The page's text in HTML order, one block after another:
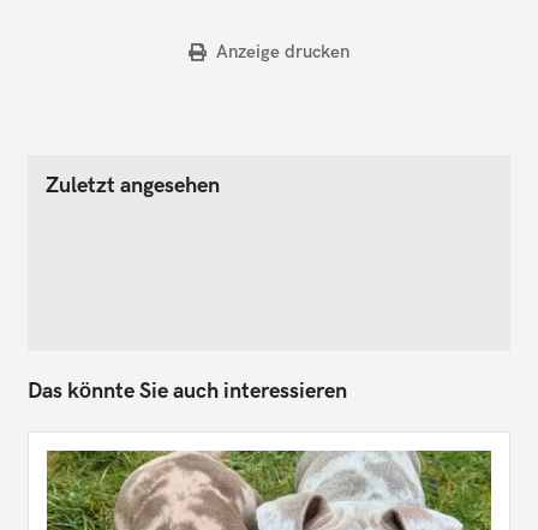
Anzeige drucken
Zuletzt angesehen
Das könnte Sie auch interessieren